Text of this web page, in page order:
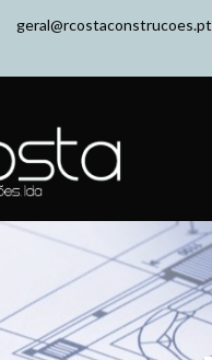
geral@rcostaconstrucoes.pt